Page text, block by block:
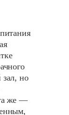
зал, но
же —